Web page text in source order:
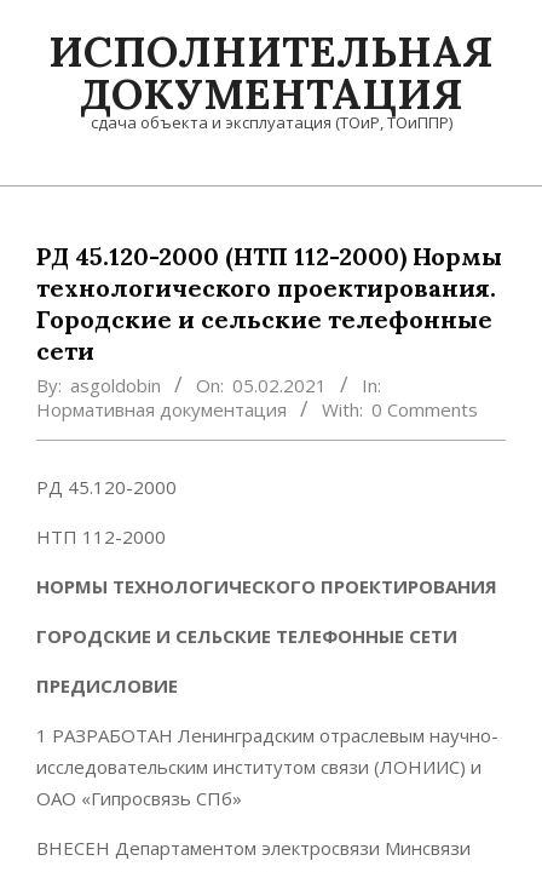
ИСПОЛНИТЕЛЬНАЯ
ДОКУМЕНТАЦИЯ
сдача объекта и эксплуатация (ТОиР, ТОиППР)
Primary
MenuРД 45.120-2000 (НТП 112-2000) Нормы
технологического проектирования.
Городские и сельские телефонные
сети
By: asgoldobin On: 05.02.2021
In:
Нормативная документация
With: 0 Comments
РД 45.120-2000
НТП 112-2000
НОРМЫ ТЕХНОЛОГИЧЕСКОГО ПРОЕКТИРОВАНИЯ
ГОРОДСКИЕ И СЕЛЬСКИЕ ТЕЛЕФОННЫЕ СЕТИ
ПРЕДИСЛОВИЕ
1 РАЗРАБОТАН Ленинградским отраслевым научно-
исследовательским институтом связи (ЛОНИИС) и
ОАО «Гипросвязь СПб»
ВНЕСЕН Департаментом электросвязи Минсвязи